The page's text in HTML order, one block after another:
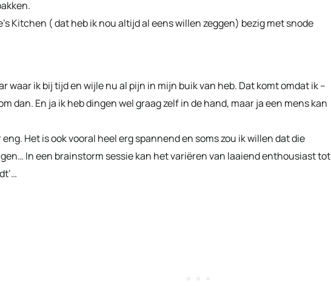
Kitchen ( dat heb ik nou altijd al eens willen zeggen) bezig met snode
waar ik bij tijd en wijle nu al pijn in mijn buik van heb. Dat komt omdat ik –
dan. En ja ik heb dingen wel graag zelf in de hand, maar ja een mens kan
Het is ook vooral heel erg spannend en soms zou ik willen dat die
In een brainstorm sessie kan het variëren van laaiend enthousiast tot